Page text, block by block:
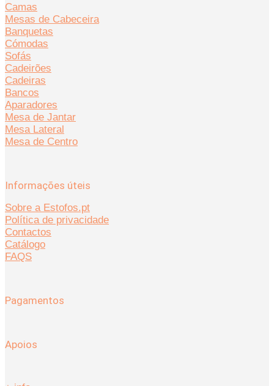
Camas
Mesas de Cabeceira
Banquetas
Cómodas
Sofás
Cadeirões
Cadeiras
Bancos
Aparadores
Mesa de Jantar
Mesa Lateral
Mesa de Centro
Informações úteis
Sobre a Estofos.pt
Política de privacidade
Contactos
Catálogo
FAQS
Pagamentos
Apoios